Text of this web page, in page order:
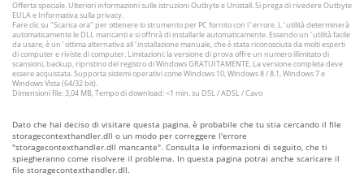
Offerta speciale. Ulteriori informazioni sulle istruzioniOutbytee Unistall. Si prega di rivedere Outbyte
EULAe Informativa sulla privacy.
Fare clic su "Scarica ora" per ottenere lo strumento per PC fornito con l`errore. L`utilità determinerà
automaticamente le DLL mancanti e si offrirà di installarle automaticamente. Essendo un`utilità facile
da usare, è un`ottima alternativa all`installazione manuale, che è stata riconosciuta da molti esperti
di computer e riviste di computer. Limitazioni: la versione di prova offre un numero illimitato di
scansioni, backup, ripristino del registro di Windows GRATUITAMENTE. La versione completa deve
essere acquistata. Supporta sistemi operativi come Windows 10, Windows 8 / 8.1, Windows 7 e
Windows Vista (64/32 bit).
Dimensioni file: 3,04 MB, Tempo di download: <1 min. su DSL / ADSL / Cavo
Dato che hai deciso di visitare questa pagina, è probabile che tu stia cercando il file
storagecontexthandler.dll o un modo per correggere l'errore
"storagecontexthandler.dll mancante". Consulta le informazioni di seguito, che ti
spiegheranno come risolvere il problema. In questa pagina potrai anche scaricare il
file storagecontexthandler.dll.